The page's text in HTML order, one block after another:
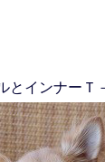
インナーＴ